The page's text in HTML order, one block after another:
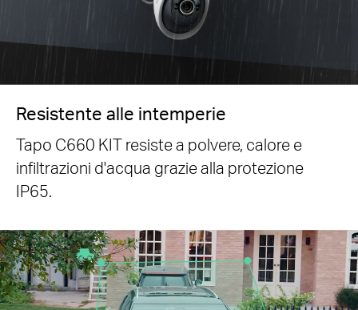
Resistente alle intemperie
Tapo C660 KIT resiste a polvere, calore e
infiltrazioni d'acqua grazie alla protezione
IP65.